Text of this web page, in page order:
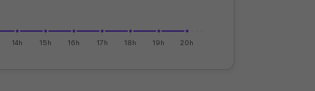
14h 15h 16h 17h 18h 19h 20h